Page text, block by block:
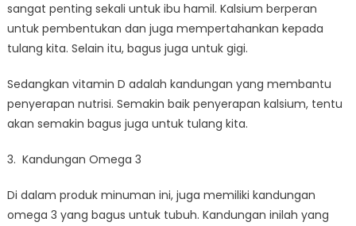
sangat penting sekali untuk ibu hamil. Kalsium berperan
untuk pembentukan dan juga mempertahankan kepada
tulang kita. Selain itu, bagus juga untuk gigi.
Sedangkan vitamin D adalah kandungan yang membantu
penyerapan nutrisi. Semakin baik penyerapan kalsium, tentu
akan semakin bagus juga untuk tulang kita.
3. Kandungan Omega 3
Di dalam produk minuman ini, juga memiliki kandungan
omega 3 yang bagus untuk tubuh. Kandungan inilah yang